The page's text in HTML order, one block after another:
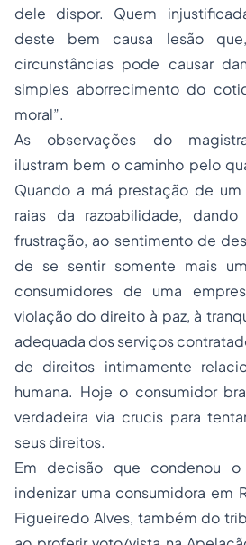
dele dispor. Quem
deste bem causa lesão
circunstâncias pode causar
simples aborrecimento do
moral”.
As observações do
ilustram bem o caminho pelo
Quando a má prestação de um
raias da razoabilidade,
frustração, ao sentimento de
de se sentir somente mais
consumidores de uma
violação do direito à paz, à
adequada dos serviços
de direitos intimamente
humana. Hoje o consumidor
verdadeira via crucis para
seus direitos.
Em decisão que condenou
indenizar uma consumidora em
Figueiredo Alves, também do